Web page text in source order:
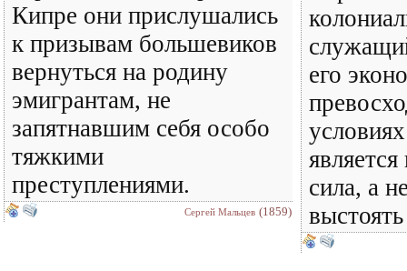
Кипре они прислушались
к призывам большевиков
вернуться на родину
эмигрантам, не
запятнавшим себя особо
тяжкими
преступлениями.
Сергей Мальцев (1859)
его
сила, а